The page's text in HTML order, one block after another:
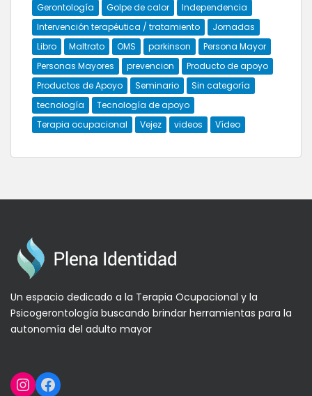
Gerontología
Golpe de calor
Independencia
Intervención terapéutica / tratamiento
Jornadas
Libro
Maltrato OMS parkinson
Persona Mayor
Personas Mayores
prevencion
Producto de apoyo
Productos de Apoyo
Seminario
Sin categoría
tecnología
Tecnología de apoyo
Terapia ocupacional
Vejez videos Vídeo
Un espacio dedicado a la Terapia Ocupacional y la
Psicogerontología buscando brindar herramientas para la
autonomía del adulto mayor
Instagram
Facebook